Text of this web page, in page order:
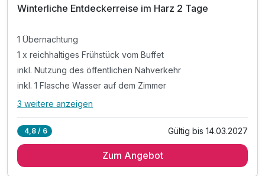
Winterliche Entdeckerreise im Harz 2 Tage
1 Übernachtung
1 x reichhaltiges Frühstück vom Buffet
inkl. Nutzung des öffentlichen Nahverkehr
inkl. 1 Flasche Wasser auf dem Zimmer
Alle Inklusivleistungen
1 x reichhaltiges Frühstück vom Buffet
3 weitere anzeigen
4,8 / 6 Gültig bis 14.03.2027
Zum Angebot